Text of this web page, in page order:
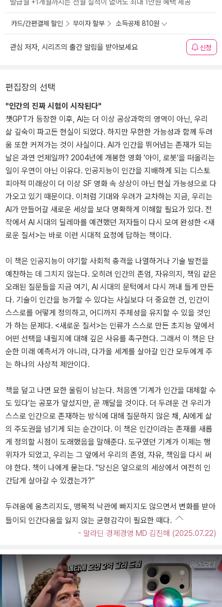
발급월 +1개월까지는 전월 실적이 없어도 최대 1만원 혜택 제공
카드/간편결제 할인 무이자 할부 소득공제 810원
관심 저자, 시리즈의 출간 알림을 받아보세요 신청
편집장의 선택
"인간의 진짜 시험이 시작된다"
챗GPT가 등장한 이후, AI는 더 이상 공상과학의 영역이 아닌, 우리
삶 깊숙이 파고든 현실이 되었다. 하지만 무한한 가능성과 함께 두려
움 또한 커져가는 것이 사실이다. AI가 인간을 뛰어넘는 존재가 되는
날은 과연 언제일까? 2004년에 개봉한 영화 '아이, 로봇'을 떠올리는
일이 우연이 아닌 이유다. 인공지능이 인간을 지배하게 되는 디스토
피아적 미래상이 더 이상 SF 영화 속 상상이 아닌 현실 가능성으로 다
가오고 있기 때문이다. 이처럼 기대와 우려가 교차하는 지금, 우리는
AI가 만들어갈 새로운 세상을 보다 명확하게 이해할 필요가 있다. 전
작에서 AI 시대의 딜레마를 예견했던 저자들이 다시 모여 완성한 <새
로운 질서>는 바로 이런 시대적 요청에 답하는 책이다.
이 책은 인공지능이 야기할 사회적 충격을 나열하거나 기술 발전을
예찬하는 데 그치지 않는다. 오히려 인간의 존엄, 자유의지, 책임 같은
오래된 질문들을 지금 여기, AI 시대의 문턱에서 다시 꺼내 들게 만든
다. 기술이 인간을 능가할 수 있다는 사실보다 더 중요한 건, 인간이
스스로를 어떻게 정의하고, 어디까지 주체성을 유지할 수 있을 것인
가 하는 문제다. <새로운 질서>는 인류가 스스로 만든 초지능 앞에서
어떤 선택을 내릴지에 대해 깊은 사유를 촉구한다. 그래서 이 책은 단
순한 미래 예측서가 아니라, 다가올 세계를 살아갈 인간 모두에게 주
는 하나의 사상적 제안이다.
책을 덮고 나면 묘한 울림이 남는다. 처음엔 '기계가 인간을 대체할 수
도 있다'는 공포가 앞섰지만, 곧 깨달을 것이다. 더 두려운 건 우리가
스스로 인간으로 존재하는 방식에 대해 질문하지 않은 채, AI에게 삶
의 주도권을 넘기게 되는 순간이다. 이 책은 인간이라는 존재를 새롭
게 정의할 시점이 도래했음을 말해준다. 도구였던 기계가 이제는 행
위자가 되었고, 우리는 그 앞에서 우리의 존엄, 자유, 책임을 다시 써
야 한다. 책이 나에게 묻는다. "당신은 앞으로의 세상에서 여전히 인
간답게 살아갈 수 있겠는가?"
두려움에 움츠리지도, 맹목적 낙관에 빠지지도 않으면서 변화를 받아
들이되 인간다움을 잃지 않는 균형감각이 필요한 때다.
- 알라딘 경제경영 MD 김진해 (2025.07.22)